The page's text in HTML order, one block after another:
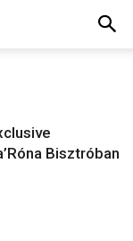
Bisztróban